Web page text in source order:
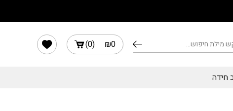
₪0
(
0
)
חידה